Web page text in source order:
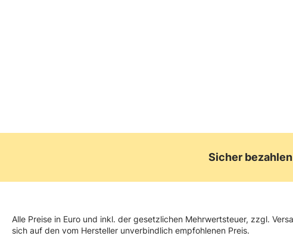
Sicher
Alle Preise in Euro und inkl. der gesetzlichen Mehrwertsteuer, zzgl.
sich auf den vom Hersteller unverbindlich empfohlenen Preis.